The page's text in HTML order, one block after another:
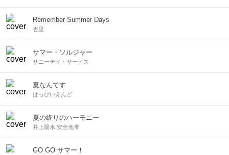
Remember Summer Days
杏里
サマー・ソルジャー
サニーデイ・サービス
夏なんです
はっぴいえんど
夏の終りのハーモニー
井上陽水,安全地帯
GO GO サマー！